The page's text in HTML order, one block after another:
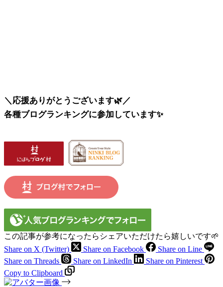
＼応援ありがとうございます🌿／
各種ブログランキングに参加しています✨
この記事が参考になったらシェアいただけたら嬉しいです🌱
Share on X (Twitter)
Share on Facebook
Share on Line
Share on Threads
Share on LinkedIn
Share on Pinterest
Copy to Clipboard